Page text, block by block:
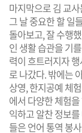
마지막으로 김 교
그 날 중요한 할 일
돌아보고, 잘 수행
인 생활 습관을 기
력이 흐트러지자
로 나갔다. 밖에는
상영, 한지공예 체
에서 다양한 체험
익하고 알찬 정보
들은 언어 통역 봉